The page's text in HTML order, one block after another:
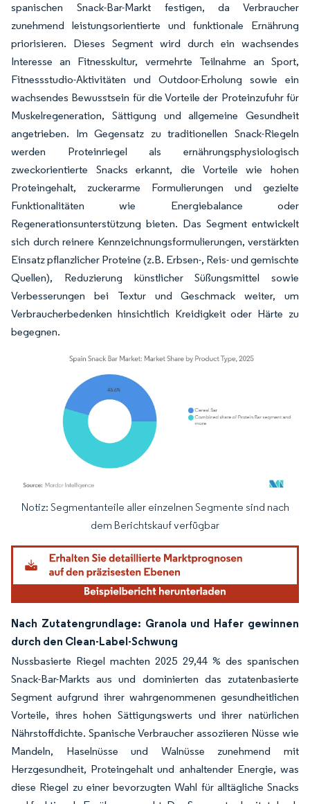
spanischen Snack-Bar-Markt festigen, da Verbraucher
zunehmend leistungsorientierte und funktionale Ernährung
priorisieren. Dieses Segment wird durch ein wachsendes
Interesse an Fitnesskultur, vermehrte Teilnahme an Sport,
Fitnessstudio-Aktivitäten und Outdoor-Erholung sowie ein
wachsendes Bewusstsein für die Vorteile der Proteinzufuhr für
Muskelregeneration, Sättigung und allgemeine Gesundheit
angetrieben. Im Gegensatz zu traditionellen Snack-Riegeln
werden Proteinriegel als ernährungsphysiologisch
zweckorientierte Snacks erkannt, die Vorteile wie hohen
Proteingehalt, zuckerarme Formulierungen und gezielte
Funktionalitäten wie Energiebalance oder
Regenerationsunterstützung bieten. Das Segment entwickelt
sich durch reinere Kennzeichnungsformulierungen, verstärkten
Einsatz pflanzlicher Proteine (z.B. Erbsen-, Reis- und gemischte
Quellen), Reduzierung künstlicher Süßungsmittel sowie
Verbesserungen bei Textur und Geschmack weiter, um
Verbraucherbedenken hinsichtlich Kreidigkeit oder Härte zu
begegnen.
Bild © Mordor Intelligence. Wiederverwendung erfordert Namensnennung
Notiz: Segmentanteile aller einzelnen Segmente sind nach
dem Berichtskauf verfügbar
Nach Zutatengrundlage: Granola und Hafer gewinnen
durch den Clean-Label-Schwung
Nussbasierte Riegel machten 2025 29,44 % des spanischen
Snack-Bar-Markts aus und dominierten das zutatenbasierte
Segment aufgrund ihrer wahrgenommenen gesundheitlichen
Vorteile, ihres hohen Sättigungswerts und ihrer natürlichen
Nährstoffdichte. Spanische Verbraucher assoziieren Nüsse wie
Mandeln, Haselnüsse und Walnüsse zunehmend mit
Herzgesundheit, Proteingehalt und anhaltender Energie, was
diese Riegel zu einer bevorzugten Wahl für alltägliche Snacks